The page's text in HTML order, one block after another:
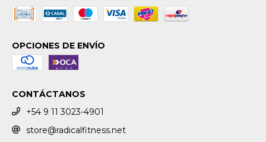
OPCIONES DE ENVÍO
CONTÁCTANOS
+54 9 11 3023-4901
store@radicalfitness.net